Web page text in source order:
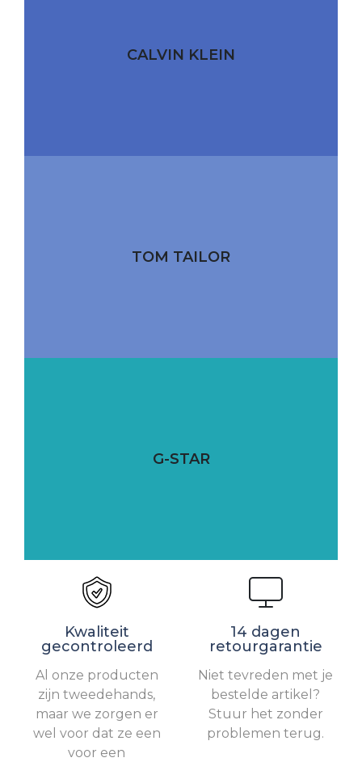
CALVIN KLEIN
TOM TAILOR
G-STAR
Kwaliteit
gecontroleerd
Al onze producten
zijn tweedehands,
maar we zorgen er
wel voor dat ze een
voor een
14 dagen
retourgarantie
Niet tevreden met je
bestelde artikel?
Stuur het zonder
problemen terug.